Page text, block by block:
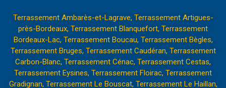
Terrassement Ambarès-et-Lagrave, Terrassement Artigues-
près-Bordeaux, Terrassement Blanquefort, Terrassement
Bordeaux-Lac, Terrassement Boucau, Terrassement Bègles,
Terrassement Bruges, Terrassement Caudéran, Terrassement
Carbon-Blanc, Terrassement Cénac, Terrassement Cestas,
Terrassement Eysines, Terrassement Floirac, Terrassement
Gradignan, Terrassement Le Bouscat, Terrassement Le Haillan,